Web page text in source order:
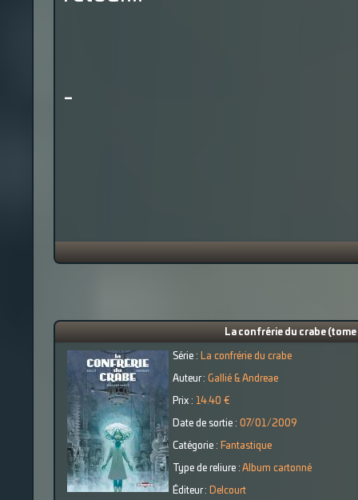
-
La confrérie du crabe
Série : La confrérie du crabe
Auteur : Gallié & Andreae
Prix : 14.40 €
Date de sortie : 07/01/2009
Catégorie : Fantastique
Type de reliure : Album cartonné
Éditeur : Delcourt